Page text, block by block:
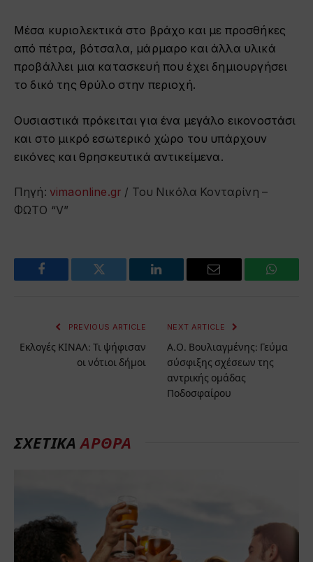
Μέσα κυριολεκτικά στο βράχο και με προσθήκες
από πέτρα, βότσαλα, μάρμαρο και άλλα υλικά
προβάλλει μια κατασκευή που έχει δημιουργήσει
το δικό της θρύλο στην περιοχή.
Ουσιαστικά πρόκειται για ένα μεγάλο εικονοστάσι
και στο μικρό εσωτερικό χώρο του υπάρχουν
εικόνες και θρησκευτικά αντικείμενα.
Πηγή: vimaonline.gr / Του Νικόλα Κονταρίνη –
ΦΩΤΟ “V”
Facebook Twitter LinkedIn Email
PREVIOUS ARTICLE
Εκλογές ΚΙΝΑΛ: Τι ψήφισαν
οι νότιοι δήμοι
NEXT ARTICLE
Α.Ο. Βουλιαγμένης: Γεύμα
σύσφιξης σχέσεων της
αντρικής ομάδας
Ποδοσφαίρου
ΣΧΕΤΙΚΆΆΡΘΡΑ